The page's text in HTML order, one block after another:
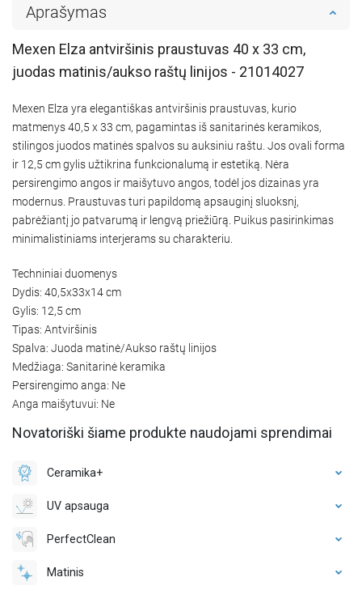
Aprašymas
Mexen Elza antviršinis praustuvas 40 x 33 cm,
juodas matinis/aukso raštų linijos - 21014027
Mexen Elza yra elegantiškas antviršinis praustuvas, kurio
matmenys 40,5 x 33 cm, pagamintas iš sanitarinės keramikos,
stilingos juodos matinės spalvos su auksiniu raštu. Jos ovali forma
ir 12,5 cm gylis užtikrina funkcionalumą ir estetiką. Nėra
persirengimo angos ir maišytuvo angos, todėl jos dizainas yra
modernus. Praustuvas turi papildomą apsauginį sluoksnį,
pabrėžiantį jo patvarumą ir lengvą priežiūrą. Puikus pasirinkimas
minimalistiniams interjerams su charakteriu.
Techniniai duomenys
Dydis: 40,5x33x14 cm
Gylis: 12,5 cm
Tipas: Antviršinis
Spalva: Juoda matinė/Aukso raštų linijos
Medžiaga: Sanitarinė keramika
Persirengimo anga: Ne
Anga maišytuvui: Ne
Novatoriški šiame produkte naudojami sprendimai
Ceramika+
UV apsauga
PerfectClean
Matinis